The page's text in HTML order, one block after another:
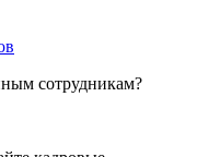
сотрудникам?